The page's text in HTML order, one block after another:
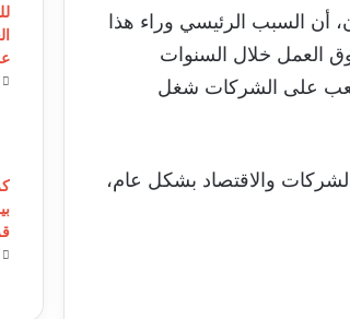
أن السبب الرئيسي وراء هذا
العمل خلال السنوات
على الشركات شغل
والاقتصاد بشكل عام،